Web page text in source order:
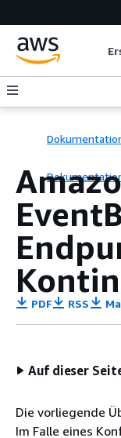
PDF RSS
Auf dieser
Die vorliegende
Im Falle eines